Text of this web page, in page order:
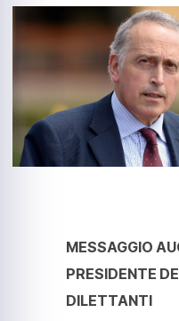
MESSAGGIO
PRESIDENTE
DILETTANTI